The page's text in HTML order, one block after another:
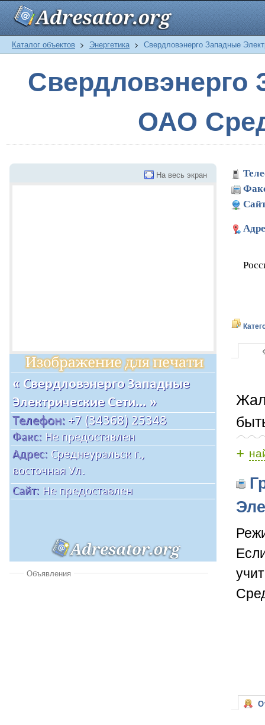
Каталог объектов > Энергетика > Свердловэнерго Западные
Свердловэнерго
ОАО
На весь экран
Объявления
+